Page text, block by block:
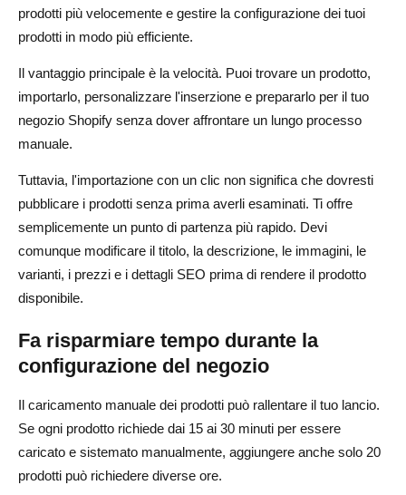
prodotti più velocemente e gestire la configurazione dei tuoi
prodotti in modo più efficiente.
Il vantaggio principale è la velocità. Puoi trovare un prodotto,
importarlo, personalizzare l'inserzione e prepararlo per il tuo
negozio Shopify senza dover affrontare un lungo processo
manuale.
Tuttavia, l'importazione con un clic non significa che dovresti
pubblicare i prodotti senza prima averli esaminati. Ti offre
semplicemente un punto di partenza più rapido. Devi
comunque modificare il titolo, la descrizione, le immagini, le
varianti, i prezzi e i dettagli SEO prima di rendere il prodotto
disponibile.
Fa risparmiare tempo durante la
configurazione del negozio
Il caricamento manuale dei prodotti può rallentare il tuo lancio.
Se ogni prodotto richiede dai 15 ai 30 minuti per essere
caricato e sistemato manualmente, aggiungere anche solo 20
prodotti può richiedere diverse ore.